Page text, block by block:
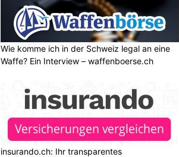
Wie komme ich in der Schweiz legal an eine
Waffe? Ein Interview – waffenboerse.ch
insurando.ch: Ihr transparentes